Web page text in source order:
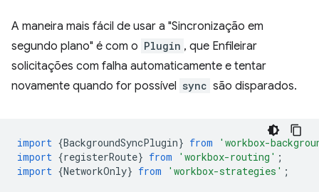
A maneira mais fácil de usar a "Sincronização em
segundo plano" é com o Plugin , que Enfileirar
solicitações com falha automaticamente e tentar
novamente quando for possível sync são disparados.
import {BackgroundSyncPlugin} from
'workbox-
import {registerRoute} from 'workbox-routing' ;
import {NetworkOnly} from 'workbox-strategies' ;